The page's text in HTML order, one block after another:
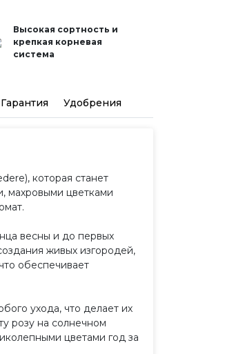
Высокая сортность и
крепкая корневая
система
Гарантия Удобрения
которая станет
махровыми цветками
весны и до первых
живых изгородей,
обеспечивает
ухода, что делает их
розу на солнечном
цветами год за